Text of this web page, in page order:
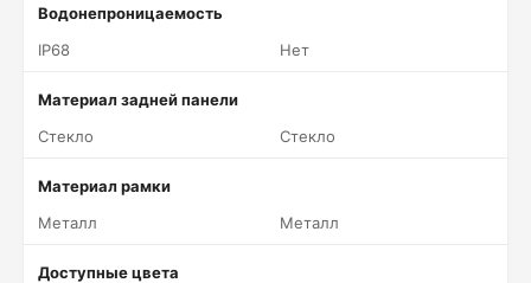
Водонепроницаемость
IP68
Нет
Материал задней панели
Стекло
Стекло
Материал рамки
Металл
Металл
Доступные цвета